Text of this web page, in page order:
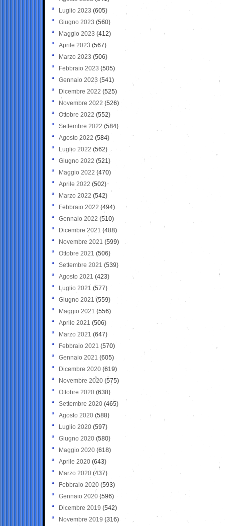
Luglio 2023 (605)
Giugno 2023 (560)
Maggio 2023 (412)
Aprile 2023 (567)
Marzo 2023 (506)
Febbraio 2023 (505)
Gennaio 2023 (541)
Dicembre 2022 (525)
Novembre 2022 (526)
Ottobre 2022 (552)
Settembre 2022 (584)
Agosto 2022 (584)
Luglio 2022 (562)
Giugno 2022 (521)
Maggio 2022 (470)
Aprile 2022 (502)
Marzo 2022 (542)
Febbraio 2022 (494)
Gennaio 2022 (510)
Dicembre 2021 (488)
Novembre 2021 (599)
Ottobre 2021 (506)
Settembre 2021 (539)
Agosto 2021 (423)
Luglio 2021 (577)
Giugno 2021(559)
Maggio 2021 (556)
Aprile 2021 (506)
Marzo 2021 (647)
Febbraio 2021 (570)
Gennaio 2021 (605)
Dicembre 2020 (619)
Novembre 2020 (575)
Ottobre 2020 (638)
Settembre 2020(465)
Agosto 2020 (588)
Luglio 2020 (597)
Giugno 2020 (580)
Maggio 2020 (618)
Aprile 2020 (643)
Marzo 2020 (437)
Febbraio 2020 (593)
Gennaio 2020 (596)
Dicembre 2019 (542)
Novembre 2019 (316)